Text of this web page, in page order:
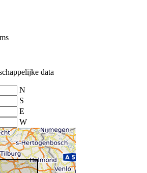
data
N
S
E
W